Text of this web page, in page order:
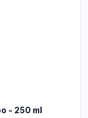
- 250 ml